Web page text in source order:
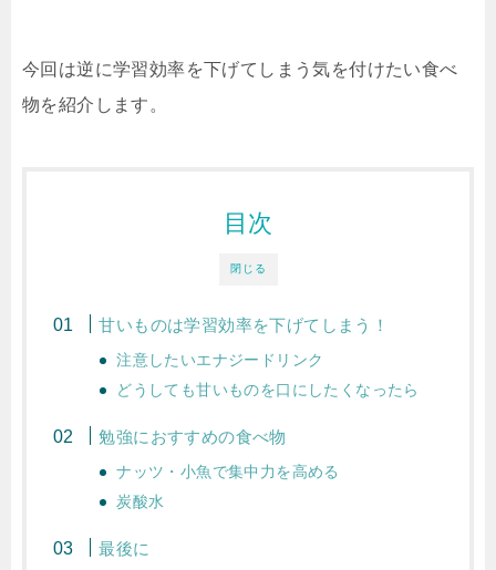
今回は逆に学習効率を下げてしまう気を付けたい食べ
物を紹介します。
閉じる
目次
甘いものは学習効率を下げてしまう！
注意したいエナジードリンク
どうしても甘いものを口にしたくなったら
勉強におすすめの食べ物
ナッツ・小魚で集中力を高める
炭酸水
最後に